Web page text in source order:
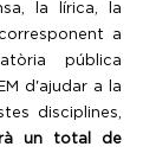
la lírica, la
a
pública
d'ajudar a la
disciplines,
un total de